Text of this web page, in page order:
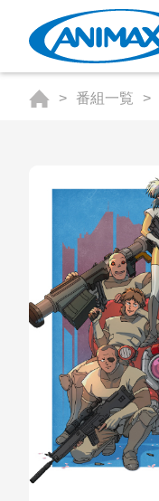
番組一覧